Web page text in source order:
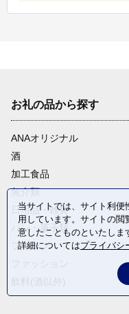
お礼の品から探す
ANAオリジナル
酒
加工食品
魚介類
日用品・雑貨
パン・菓子類
フルーツ
当サイトでは、サイト利便
用しています。サイトの閲
意したことものといたしま
詳細についてはプライバシ